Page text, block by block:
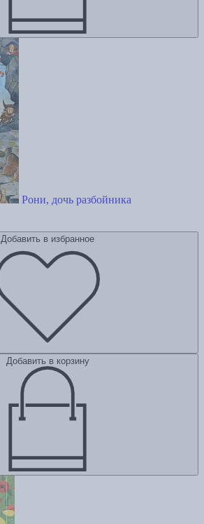
Рони, дочь разбойника
Добавить в избранное
Добавить в корзину